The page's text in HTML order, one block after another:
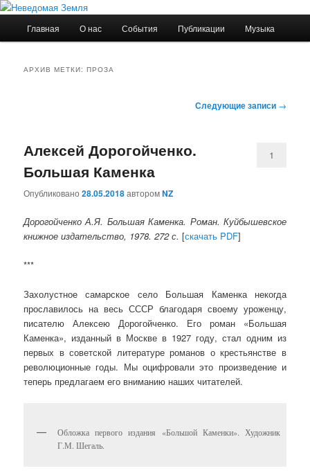
Перейти
Перейти
Главная О нас События Публикации Музыка
АРХИВ МЕТКИ:ПРОЗА
Следующие записи →
Алексей Дорогойченко.
Большая Каменка
Опубликовано28.05.2018авторомNZ
1
Дорогойченко А.Я. Большая Каменка. Роман. Куйбышевское
книжное издательство, 1978. 272 с. [скачать PDF]
***
Захолустное самарское село Большая Каменка некогда
прославилось на весь СССР благодаря своему уроженцу,
писателю Алексею Дорогойченко. Его роман «Большая
Каменка», изданный в Москве в 1927 году, стал одним из
первых в советской литературе романов о крестьянстве в
революционные годы. Мы оцифровали это произведение и
теперь предлагаем его вниманию наших читателей.
Обложка первого издания «Большой Каменки». Художник
Г.М. Шегаль.